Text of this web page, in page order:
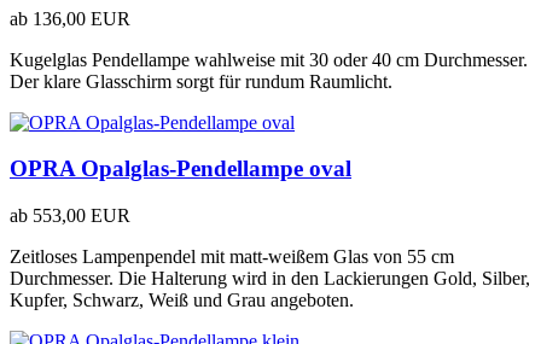
ab 136,00 EUR
Kugelglas Pendellampe wahlweise mit 30 oder 40 cm Durchmesser.
Der klare Glasschirm sorgt für rundum Raumlicht.
OPRA Opalglas-Pendellampe oval
ab 553,00 EUR
Zeitloses Lampenpendel mit matt-weißem Glas von 55 cm
Durchmesser. Die Halterung wird in den Lackierungen Gold, Silber,
Kupfer, Schwarz, Weiß und Grau angeboten.